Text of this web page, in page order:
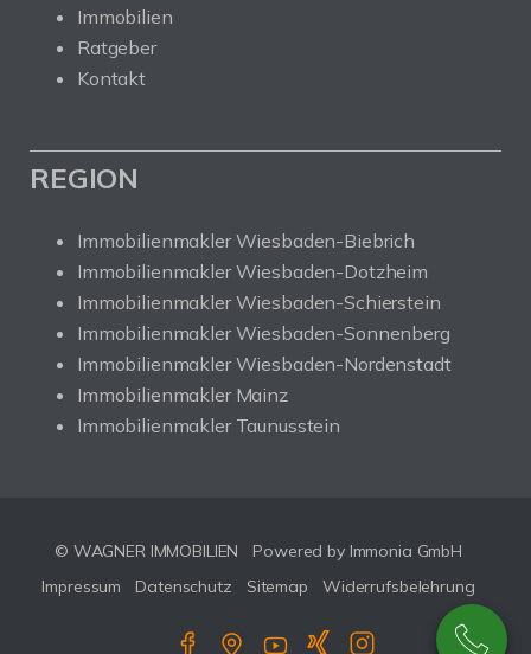
Immobilien
Ratgeber
Kontakt
REGION
Immobilienmakler Wiesbaden-Biebrich
Immobilienmakler Wiesbaden-Dotzheim
Immobilienmakler Wiesbaden-Schierstein
Immobilienmakler Wiesbaden-Sonnenberg
Immobilienmakler Wiesbaden-Nordenstadt
Immobilienmakler Mainz
Immobilienmakler Taunusstein
© WAGNER IMMOBILIEN
Powered by Immonia GmbH
Impressum
Datenschutz Sitemap Widerrufsbelehrung